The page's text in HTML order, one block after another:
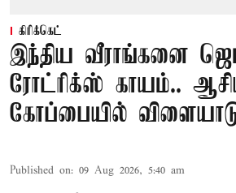
கிரிக்கெட்
இந்திய வீராங்கனை
ரோட்ரிக்ஸ் காயம்..
கோப்பையில்
Published on: 09 Aug 2026, 5:40 am